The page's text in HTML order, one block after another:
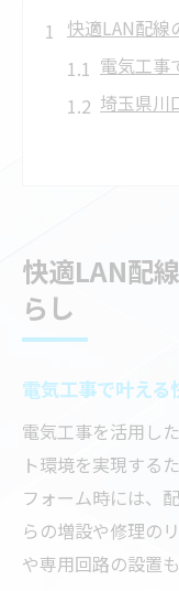
快適LAN配線
電気工事
埼玉県川
LAN配
電気工事
事知識
スマート
電気工事
説
トラブル
安定通信を目
快適LAN配
らし
電気工事で叶え
電気工事を活用し
ト環境を実現する
フォーム時には、
らの増設や修理の
や専用回路の設置